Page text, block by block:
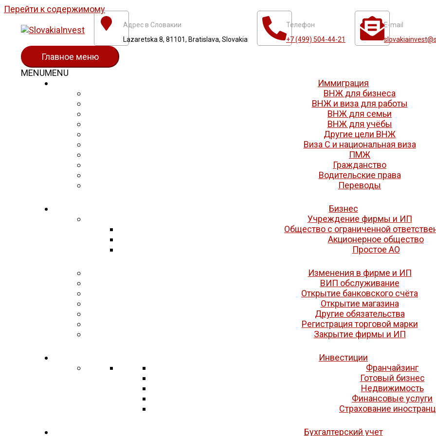
Перейти к содержимому
Адрес в Словакии
Lazaretska 8, 81101, Bratislava, Slovakia
Телефон
+7 (499) 504-44-21
E-mail
Главное меню
MENUMENU
Иммиграция
ВНЖ для бизнеса
ВНЖ и виза для работы
ВНЖ для семьи
ВНЖ для учёбы
Другие цели ВНЖ
Виза C и национальная виза
ПМЖ
Гражданство
Водительские права
Переводы
Бизнес
Учреждение фирмы и ИП
Общество с ограниченной
Акционерное общество
Простое АО
Изменения в фирме и ИП
ВИП обслуживание
Открытие банковского счёта
Открытие магазина
Другие обязательства
Регистрация торговой марки
Закрытие фирмы и ИП
Инвестиции
Франчайзинг
Готовый бизнес
Недвижимость
Финансовые услуги
Страхование
Бухгалтерский учет